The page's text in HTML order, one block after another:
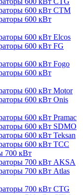
600 кВт CTM
600 кВт
600 кВт Elcos
600 кВт FG
600 кВт Fogo
600 кВт
600 кВт Motor
600 кВт Onis
600 кВт Pramac
600 кВт SDMO
600 кВт Teksan
600 кВт ТСС
700 кВт
700 кВт AKSA
700 кВт Atlas
700 кВт CTG